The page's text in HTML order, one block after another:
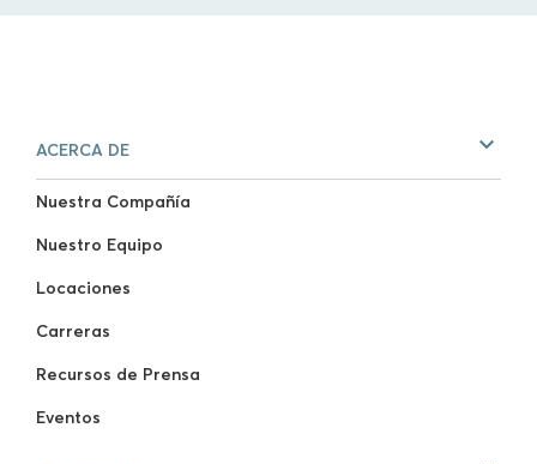
ACERCA DE
Nuestra Compañía
Nuestro Equipo
Locaciones
Carreras
Recursos de Prensa
Eventos